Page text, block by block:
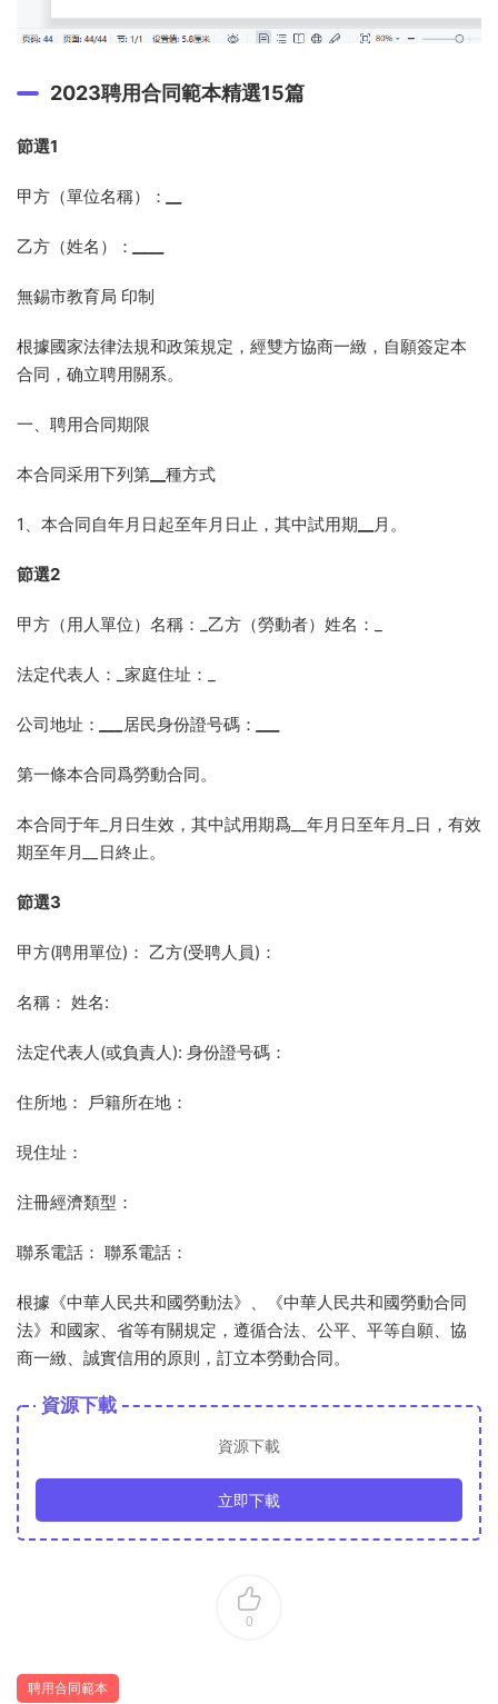
2023聘用合同範本精選15篇
節選1
甲方（單位名稱）：
乙方（姓名）：
無錫市教育局 印制
根據國家法律法規和政策規定，經雙方協商一緻，自願簽定本
合同，确立聘用關系。
一、聘用合同期限
本合同采用下列第 種方式
1、本合同自年月日起至年月日止，其中試用期 月。
節選2
甲方（用人單位）名稱：_乙方（勞動者）姓名：_
法定代表人：_家庭住址：_
公司地址： 居民身份證号碼：
第一條本合同爲勞動合同。
本合同于年_月日生效，其中試用期爲__年月日至年月_日，有效
期至年月
日終止。
節選3
甲方(聘用單位)： 乙方(受聘人員)：
名稱： 姓名:
法定代表人(或負責人): 身份證号碼：
住所地： 戶籍所在地：
現住址：
注冊經濟類型：
聯系電話： 聯系電話：
根據《中華人民共和國勞動法》、《中華人民共和國勞動合同
法》和國家、省等有關規定，遵循合法、公平、平等自願、協
商一緻、誠實信用的原則，訂立本勞動合同。
資源下載
資源下載
立即下載
0
聘用合同範本